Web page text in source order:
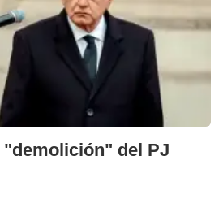
"demolición" del PJ